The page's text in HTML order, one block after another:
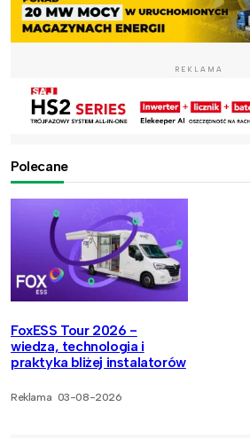
REKLAMA
Polecane
FoxESS Tour 2026 -
wiedza, technologia i
praktyka bliżej instalatorów
Reklama 03-08-2026